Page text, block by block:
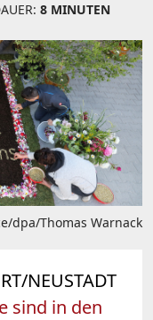
8 MINUTEN
dpa/Thomas Warnack
NEUSTADT
sind in den